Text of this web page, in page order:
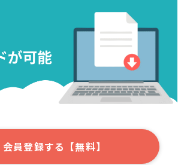
会員登録する【無料】